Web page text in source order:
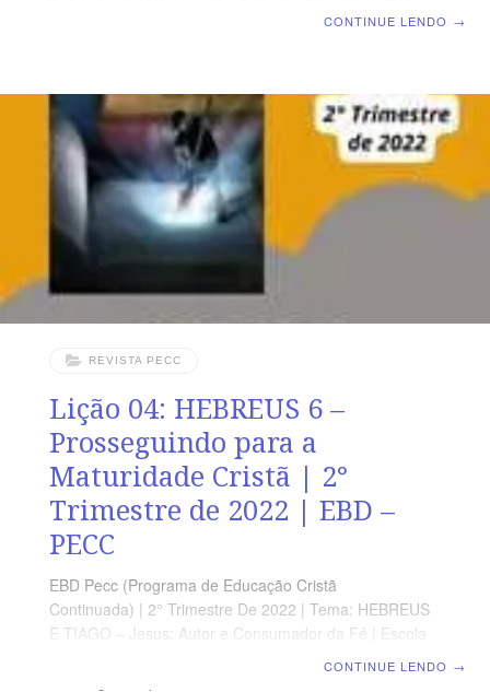
alunos e mestres, inclusive o número da página.
ORIENTAÇÃO PEDAGÓGICA Em Hebreus 7 há 28
versos. Sugerimos começar a aula lendo, com todos os
presentes, Hebreus 7.1- 19 (5 a 7 min.).A revista
funciona como guia de estudo
CONTINUE LENDO →
REVISTA PECC
Lição 04: HEBREUS 6 –
Prosseguindo para a
Maturidade Cristã | 2°
Trimestre de 2022 | EBD –
PECC
EBD Pecc (Programa de Educação Cristã
Continuada) | 2° Trimestre De 2022 | Tema: HEBREUS
E TIAGO – Jesus: Autor e Consumador da Fé | Escola
CONTINUE LENDO →